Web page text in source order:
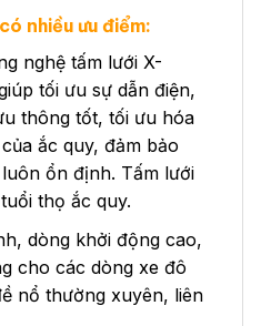
nhiều ưu điểm:
nghệ tấm lưới X-
tối ưu sự dẫn điện,
thông tốt, tối ưu hóa
ắc quy, đảm bảo
ổn định. Tấm lưới
thọ ắc quy.
dòng khởi động cao,
cho các dòng xe đô
nổ thường xuyên, liên